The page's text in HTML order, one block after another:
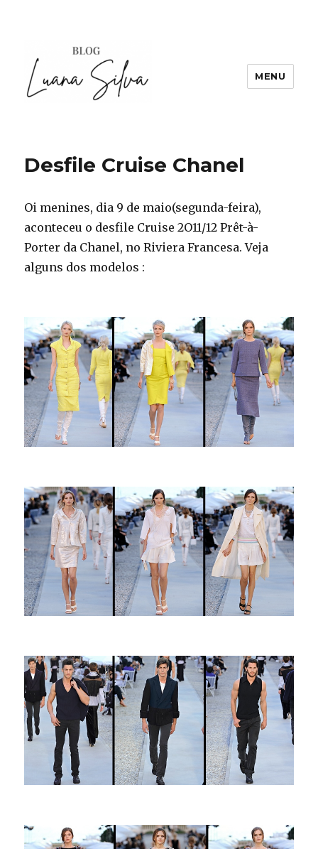
MENU
Desfile Cruise Chanel
Oi menines, dia 9 de maio(segunda-feira),
aconteceu o desfile Cruise 2O11/12 Prêt-à-
Porter da Chanel, no Riviera Francesa. Veja
alguns dos modelos :